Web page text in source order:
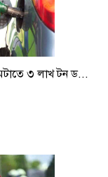
৩ লাখ টন ড...